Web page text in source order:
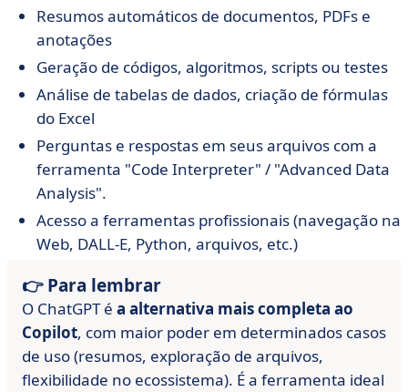
Resumos automáticos de documentos, PDFs e
anotações
Geração de códigos, algoritmos, scripts ou testes
Análise de tabelas de dados, criação de fórmulas
do Excel
Perguntas e respostas em seus arquivos com a
ferramenta "Code Interpreter" / "Advanced Data
Analysis".
Acesso a ferramentas profissionais (navegação na
Web, DALL-E, Python, arquivos, etc.)
👉 Para lembrar
O ChatGPT é a alternativa mais completa ao
Copilot, com maior poder em determinados casos
de uso (resumos, exploração de arquivos,
flexibilidade no ecossistema). É a ferramenta ideal